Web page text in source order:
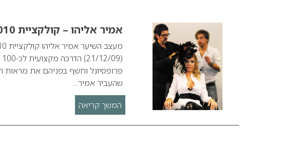
אמיר אליהו – קולקציית 2010 ל-וולה פרופסיונל
שהעביר אמיר…
המשך קריאה